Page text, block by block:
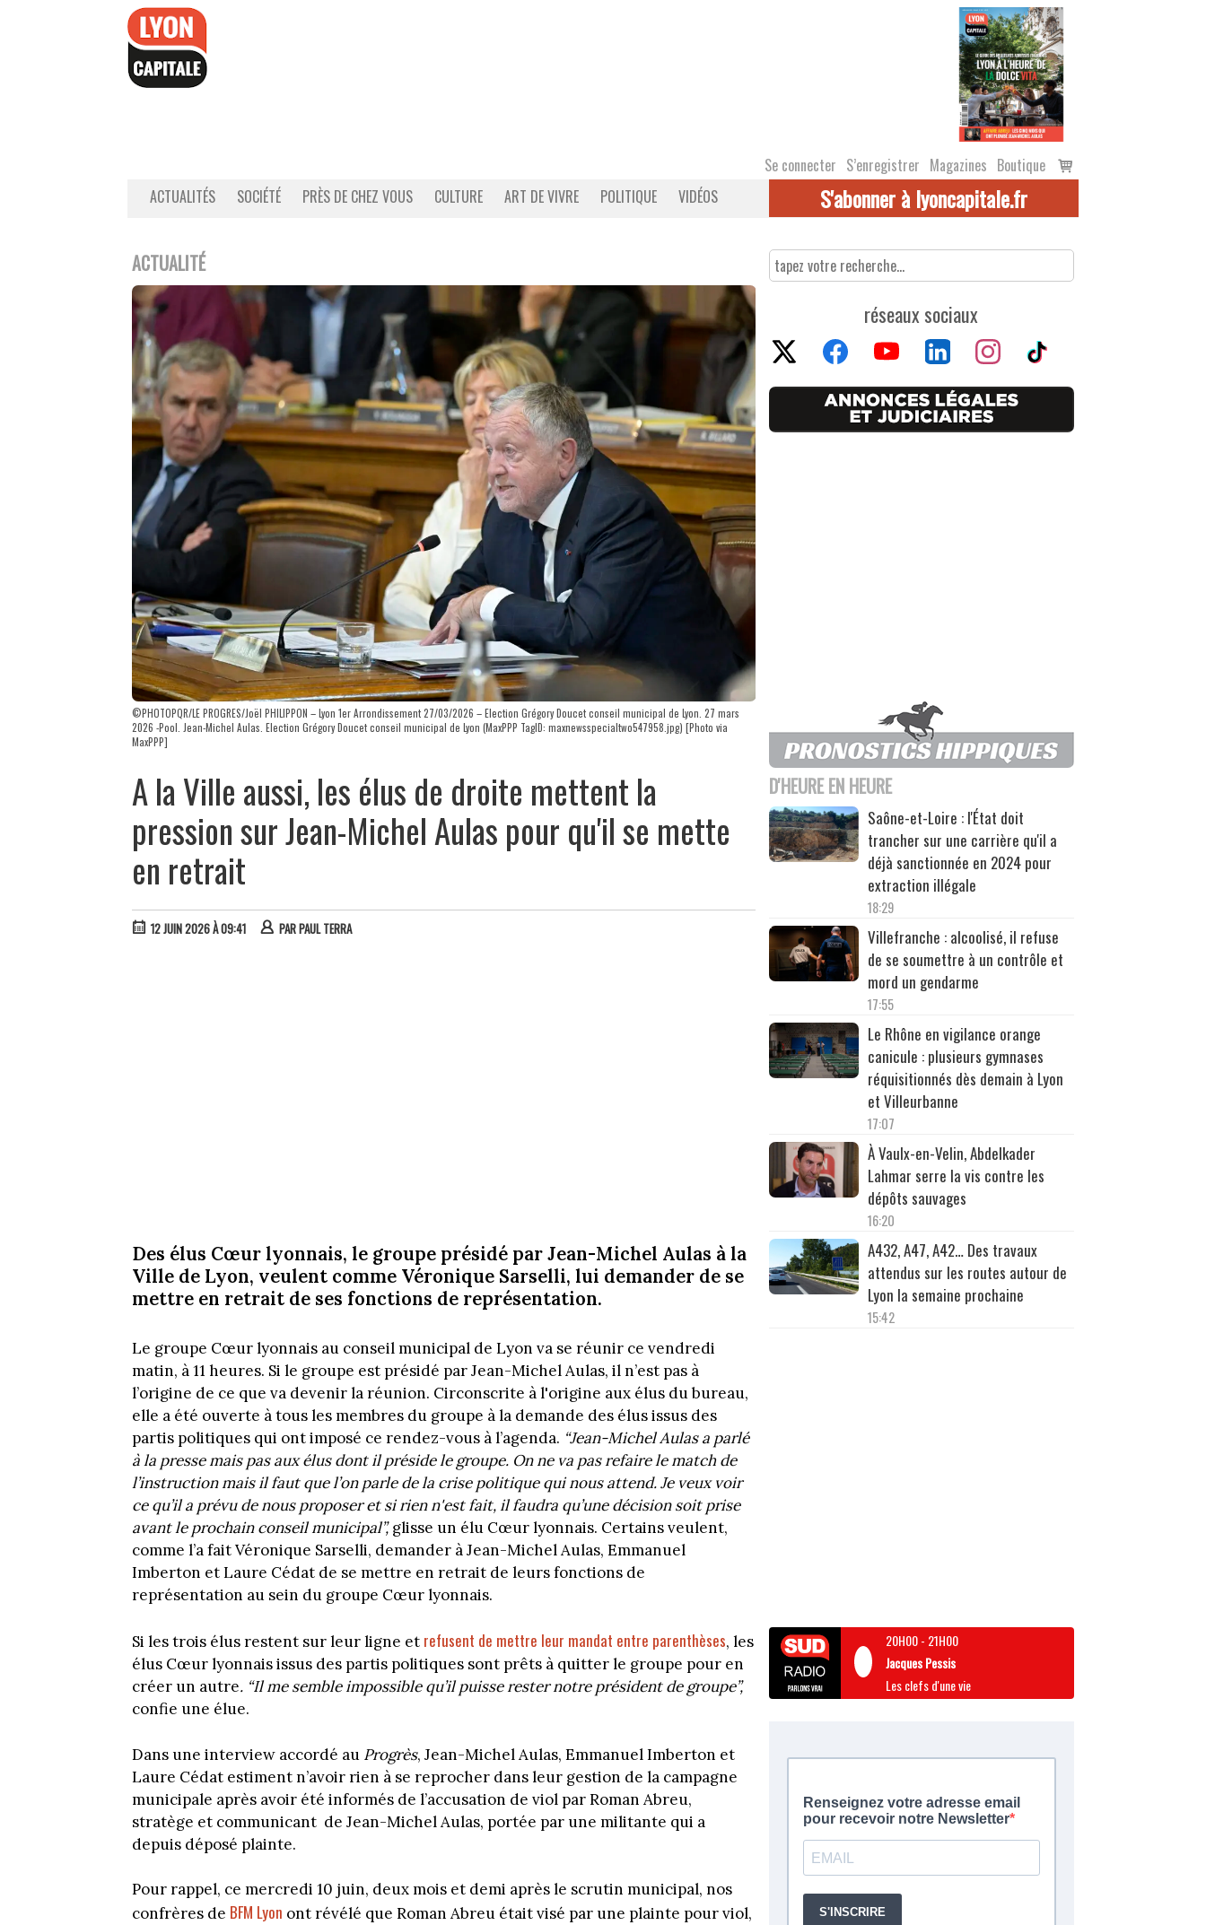
Se connecter S’enregistrer Magazines Boutique
Voir
le
ACTUALITÉS SOCIÉTÉ PRÈS DE CHEZ VOUS CULTURE ART DE VIVRE POLITIQUE VIDÉOS S'abonner à lyoncapitale.fr
ACTUALITÉ
©PHOTOPQR/LE PROGRES/Joël PHILIPPON – Lyon 1er Arrondissement 27/03/2026 – Election Grégory Doucet conseil municipal de Lyon. 27 mars
2026 -Pool. Jean-Michel Aulas. Election Grégory Doucet conseil municipal de Lyon (MaxPPP TagID: maxnewsspecialtwo547958.jpg) [Photo via
MaxPPP]
A la Ville aussi, les élus de droite mettent la
pression sur Jean-Michel Aulas pour qu'il se mette
en retrait
12 JUIN 2026 À 09:41 PARPAUL TERRA
Des élus Cœur lyonnais, le groupe présidé par Jean-Michel Aulas à la
Ville de Lyon, veulent comme Véronique Sarselli, lui demander de se
mettre en retrait de ses fonctions de représentation.
Le groupe Cœur lyonnais au conseil municipal de Lyon va se réunir ce vendredi
matin, à 11 heures. Si le groupe est présidé par Jean-Michel Aulas, il n’est pas à
l’origine de ce que va devenir la réunion. Circonscrite à l'origine aux élus du bureau,
elle a été ouverte à tous les membres du groupe à la demande des élus issus des
partis politiques qui ont imposé ce rendez-vous à l’agenda. “Jean-Michel Aulas a parlé
à la presse mais pas aux élus dont il préside le groupe. On ne va pas refaire le match de
l’instruction mais il faut que l’on parle de la crise politique qui nous attend. Je veux voir
ce qu’il a prévu de nous proposer et si rien n'est fait, il faudra qu’une décision soit prise
avant le prochain conseil municipal”,glisse un élu Cœur lyonnais. Certains veulent,
comme l’a fait Véronique Sarselli, demander à Jean-Michel Aulas, Emmanuel
Imberton et Laure Cédat de se mettre en retrait de leurs fonctions de
représentation au sein du groupe Cœur lyonnais.
Si les trois élus restent sur leur ligne et refusent de mettre leur mandat entre parenthèses, les
élus Cœur lyonnais issus des partis politiques sont prêts à quitter le groupe pour en
créer un autre. “Il me semble impossible qu’il puisse rester notre président de groupe”,
confie une élue.
Dans une interview accordé au Progrès, Jean-Michel Aulas, Emmanuel Imberton et
Laure Cédat estiment n’avoir rien à se reprocher dans leur gestion de la campagne
municipale après avoir été informés de l’accusation de viol par Roman Abreu,
stratège et communicant de Jean-Michel Aulas, portée par une militante qui a
depuis déposé plainte.
Pour rappel, ce mercredi 10 juin, deux mois et demi après le scrutin municipal, nos
confrères de BFM Lyon ont révélé que Roman Abreu était visé par une plainte pour viol,
réseaux sociaux
D'HEURE EN HEURE
Saône-et-Loire : l'État doit
trancher sur une carrière qu'il a
déjà sanctionnée en 2024 pour
extraction illégale
18:29
Villefranche : alcoolisé, il refuse
de se soumettre à un contrôle et
mord un gendarme
17:55
Le Rhône en vigilance orange
canicule : plusieurs gymnases
réquisitionnés dès demain à Lyon
et Villeurbanne
17:07
À Vaulx-en-Velin, Abdelkader
Lahmar serre la vis contre les
dépôts sauvages
16:20
A432, A47, A42… Des travaux
attendus sur les routes autour de
Lyon la semaine prochaine
15:42
20H00- 21H00
Jacques Pessis
Les clefs d'une vie